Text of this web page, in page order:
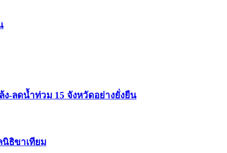
-ลดน้ำท่วม 15 จังหวัดอย่างยั่งยืน
นิธิขาเทียม